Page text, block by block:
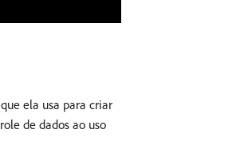
ela usa para criar
de dados ao uso